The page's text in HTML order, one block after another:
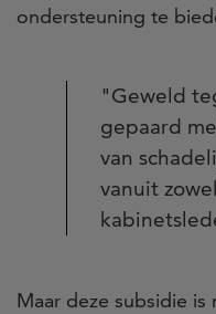
ondersteuning te
"Geweld
gepaard
van
vanuit
Maar deze subsidie